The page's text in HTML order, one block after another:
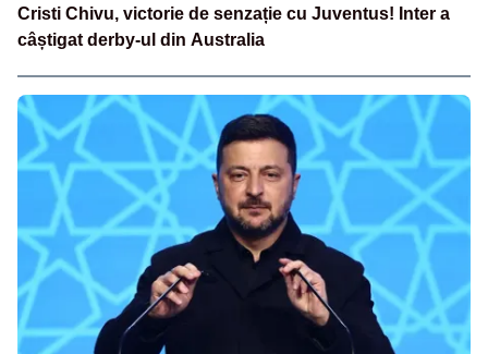
Cristi Chivu, victorie de senzație cu Juventus! Inter a
câștigat derby-ul din Australia